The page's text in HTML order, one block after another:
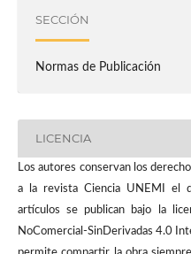
SECCIÓN
Normas de Publicación
LICENCIA
Los autores conservan los
a la revista Ciencia UNEMI el
artículos se publican bajo la
NoComercial-SinDerivadas 4.0